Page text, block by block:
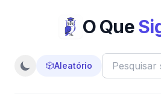
O Que
🎲Aleatório